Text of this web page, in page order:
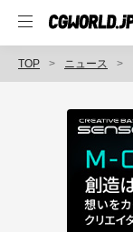
TOP ニュース